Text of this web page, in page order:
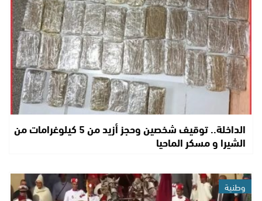
الداخلة.. توقيف شخصين وحجز أزيد من 5 كيلوغرامات من
الشيرا و مسكر الماحيا
وطنية